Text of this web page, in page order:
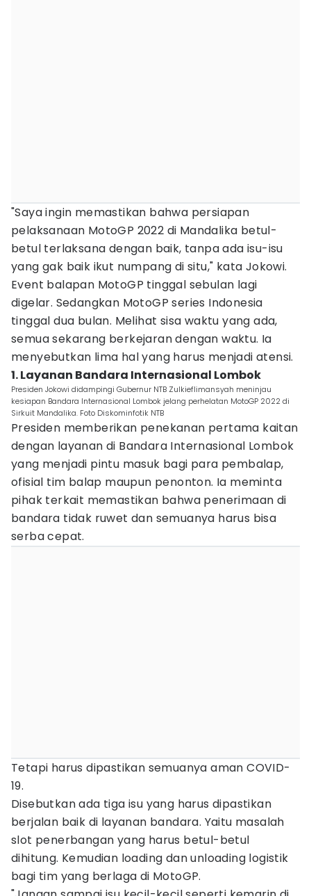
"Saya ingin memastikan bahwa persiapan
pelaksanaan MotoGP 2022 di Mandalika betul-
betul terlaksana dengan baik, tanpa ada isu-isu
yang gak baik ikut numpang di situ," kata Jokowi.
Event balapan MotoGP tinggal sebulan lagi
digelar. Sedangkan MotoGP series Indonesia
tinggal dua bulan. Melihat sisa waktu yang ada,
semua sekarang berkejaran dengan waktu. Ia
menyebutkan lima hal yang harus menjadi atensi.
1. Layanan Bandara Internasional Lombok
Presiden Jokowi didampingi Gubernur NTB Zulkieflimansyah meninjau
kesiapan Bandara Internasional Lombok jelang perhelatan MotoGP 2022 di
Sirkuit Mandalika. Foto Diskominfotik NTB
Presiden memberikan penekanan pertama kaitan
dengan layanan di Bandara Internasional Lombok
yang menjadi pintu masuk bagi para pembalap,
ofisial tim balap maupun penonton. Ia meminta
pihak terkait memastikan bahwa penerimaan di
bandara tidak ruwet dan semuanya harus bisa
serba cepat.
Tetapi harus dipastikan semuanya aman COVID-
19.
Disebutkan ada tiga isu yang harus dipastikan
berjalan baik di layanan bandara. Yaitu masalah
slot penerbangan yang harus betul-betul
dihitung. Kemudian loading dan unloading logistik
bagi tim yang berlaga di MotoGP.